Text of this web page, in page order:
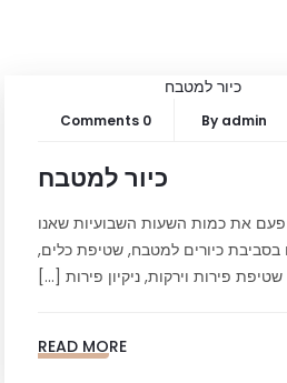
By admin
0 Comments
כיור למטבח
פעם את כמות השעות השבועיות שאנו
בסביבת כיורים למטבח, שטיפת כלים,
שטיפת פירות וירקות, ניקיון פירות […]
READ MORE